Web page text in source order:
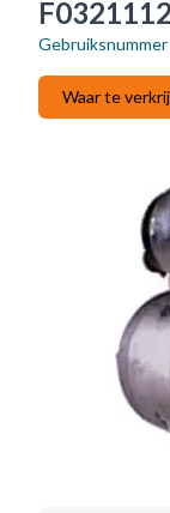
Gebruiksnummer
Waar te